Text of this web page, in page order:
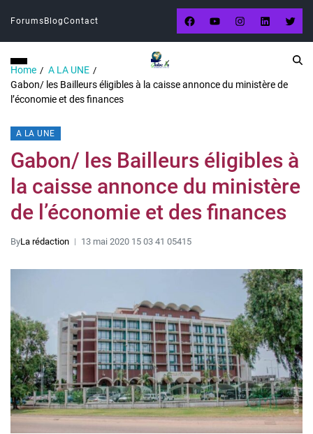
Forums BlogContact
Home
A LA UNE
Gabon/ les Bailleurs éligibles à la caisse annonce du ministère de
l’économie et des finances
A LA UNE
Gabon/ les Bailleurs éligibles à
la caisse annonce du ministère
de l’économie et des finances
ByLa rédaction 13 mai 2020 15 03 41 05415